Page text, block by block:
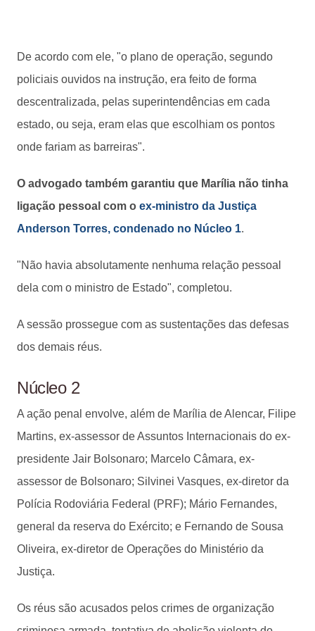
De acordo com ele, "o plano de operação, segundo
policiais ouvidos na instrução, era feito de forma
descentralizada, pelas superintendências em cada
estado, ou seja, eram elas que escolhiam os pontos
onde fariam as barreiras".
O advogado também garantiu que Marília não tinha
ligação pessoal com o ex-ministro da Justiça
Anderson Torres, condenado no Núcleo 1.
"Não havia absolutamente nenhuma relação pessoal
dela com o ministro de Estado", completou.
A sessão prossegue com as sustentações das defesas
dos demais réus.
Núcleo 2
A ação penal envolve, além de Marília de Alencar, Filipe
Martins, ex-assessor de Assuntos Internacionais do ex-
presidente Jair Bolsonaro; Marcelo Câmara, ex-
assessor de Bolsonaro; Silvinei Vasques, ex-diretor da
Polícia Rodoviária Federal (PRF); Mário Fernandes,
general da reserva do Exército; e Fernando de Sousa
Oliveira, ex-diretor de Operações do Ministério da
Justiça.
Os réus são acusados pelos crimes de organização